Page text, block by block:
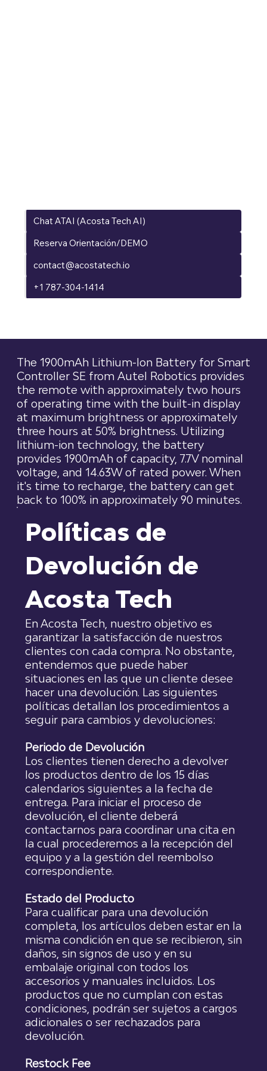
Chat ATAI (Acosta Tech AI)
Reserva Orientación/DEMO
contact@acostatech.io
+1 787-304-1414
The 1900mAh Lithium-Ion Battery for Smart
Controller SE from Autel Robotics provides
the remote with approximately two hours
of operating time with the built-in display
at maximum brightness or approximately
three hours at 50% brightness. Utilizing
lithium-ion technology, the battery
provides 1900mAh of capacity, 7.7V nominal
voltage, and 14.63W of rated power. When
it's time to recharge, the battery can get
back to 100% in approximately 90 minutes.
Políticas de
Devolución de
Acosta Tech
En Acosta Tech, nuestro objetivo es
garantizar la satisfacción de nuestros
clientes con cada compra. No obstante,
entendemos que puede haber
situaciones en las que un cliente desee
hacer una devolución. Las siguientes
políticas detallan los procedimientos a
seguir para cambios y devoluciones:
Periodo de Devolución
Los clientes tienen derecho a devolver
los productos dentro de los 15 días
calendarios siguientes a la fecha de
entrega. Para iniciar el proceso de
devolución, el cliente deberá
contactarnos para coordinar una cita en
la cual procederemos a la recepción del
equipo y a la gestión del reembolso
correspondiente.
Estado del Producto
Para cualificar para una devolución
completa, los artículos deben estar en la
misma condición en que se recibieron, sin
daños, sin signos de uso y en su
embalaje original con todos los
accesorios y manuales incluidos. Los
productos que no cumplan con estas
condiciones, podrán ser sujetos a cargos
adicionales o ser rechazados para
devolución.
Restock Fee